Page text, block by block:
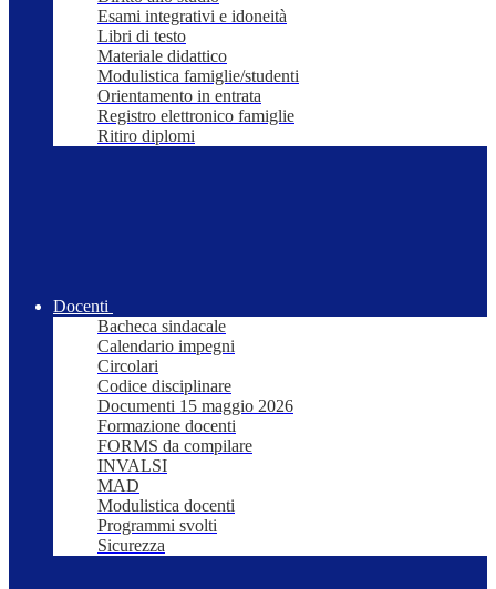
Esami integrativi e idoneità
Libri di testo
Materiale didattico
Modulistica famiglie/studenti
Orientamento in entrata
Registro elettronico famiglie
Ritiro diplomi
Docenti
Bacheca sindacale
Calendario impegni
Circolari
Codice disciplinare
Documenti 15 maggio 2026
Formazione docenti
FORMS da compilare
INVALSI
MAD
Modulistica docenti
Programmi svolti
Sicurezza